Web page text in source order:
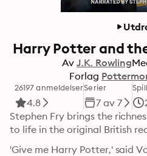
Harry Potter and
Av J.K. Rowling
Forlag
26197 anmeldelser
4.8
Serier
7 av 7
Stephen Fry brings the
to life in the original British
'Give me Harry Potter,' said